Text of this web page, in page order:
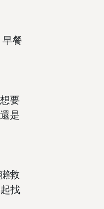
餐
要
是
救
找